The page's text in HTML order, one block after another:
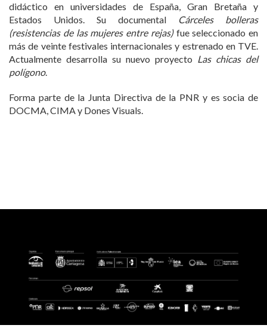
didáctico en universidades de España, Gran Bretaña y
Estados Unidos. Su documental
Cárceles bolleras
(resistencias de las mujeres entre rejas)fue seleccionado en
más de veinte festivales internacionales y estrenado en TVE.
Actualmente desarrolla su nuevo proyecto Las chicas del
polígono.
Forma parte de la Junta Directiva de la PNR y es socia de
DOCMA, CIMA y Dones Visuals.